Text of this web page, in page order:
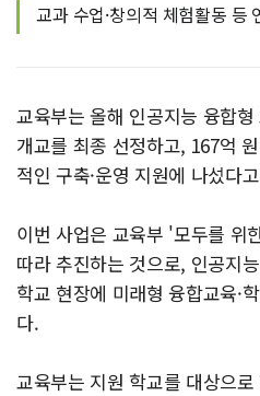
교과 수업·창의적 체험활동 등
교육부는 올해 인공지능 융합
개교를 최종 선정하고, 167억
적인 구축·운영 지원에 나섰다
이번 사업은 교육부 '모두를 위
따라 추진하는 것으로, 인공지
학교 현장에 미래형 융합교육·
다.
교육부는 지원 학교를 대상으